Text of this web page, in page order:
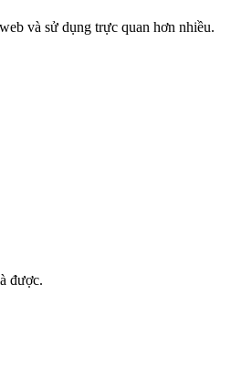
và sử dụng trực quan hơn nhiều.
được.